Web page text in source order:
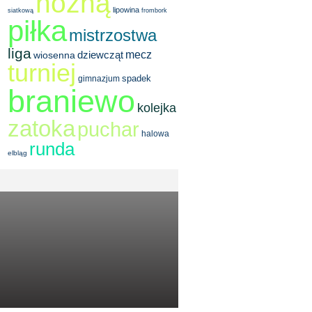
siatkową lipowina frombork
piłkamistrzostwa
ligawiosenna dziewcząt mecz
turniej gimnazjum spadek
braniewo kolejka
zatokapuchar halowa
elbląg runda